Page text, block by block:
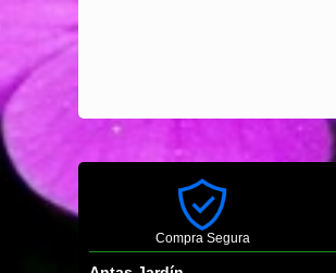
Compra Segura